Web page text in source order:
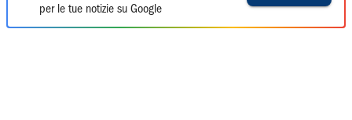
per le tue notizie su Google